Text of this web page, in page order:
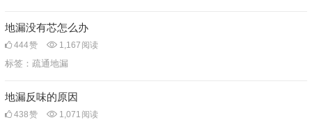
地漏没有芯怎么办
444赞 1,167 阅读
标签： 疏通地漏
地漏反味的原因
438赞 1,071 阅读